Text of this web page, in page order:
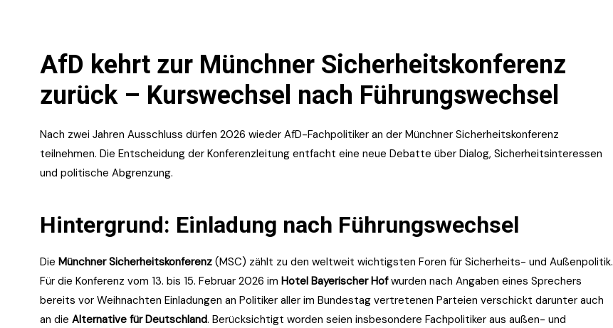
AfD kehrt zur Münchner Sicherheitskonferenz
zurück – Kurswechsel nach Führungswechsel
Nach zwei Jahren Ausschluss dürfen 2026 wieder AfD-Fachpolitiker an der Münchner Sicherheitskonferenz
teilnehmen. Die Entscheidung der Konferenzleitung entfacht eine neue Debatte über Dialog, Sicherheitsinteressen
und politische Abgrenzung.
Hintergrund: Einladung nach Führungswechsel
Die Münchner Sicherheitskonferenz (MSC) zählt zu den weltweit wichtigsten Foren für Sicherheits- und Außenpolitik.
Für die Konferenz vom 13. bis 15. Februar 2026 im Hotel Bayerischer Hofwurden nach Angaben eines Sprechers
bereits vor Weihnachten Einladungen an Politiker aller im Bundestag vertretenen Parteien verschickt darunter auch
an die Alternative für Deutschland. Berücksichtigt worden seien insbesondere Fachpolitiker aus außen- und